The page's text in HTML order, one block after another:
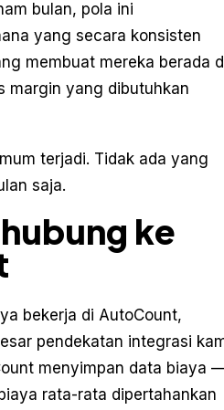
bulan, pola ini
yang secara konsisten
membuat mereka berada
margin yang dibutuhkan
terjadi. Tidak ada yang
saja.
ke
bekerja di AutoCount,
pendekatan integrasi
menyimpan data biaya
rata-rata dipertahankan